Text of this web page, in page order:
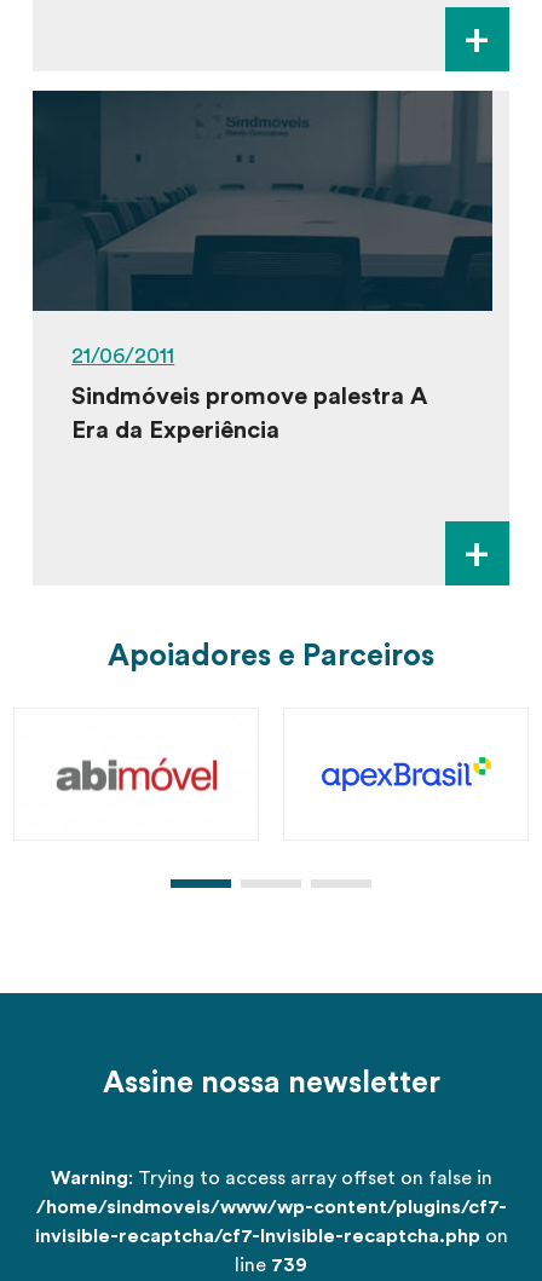
+
21/06/2011
Sindmóveis promove palestra A
Era da Experiência
+
Apoiadores e Parceiros
Assine nossa newsletter
Warning: Trying to access array offset on false in
/home/sindmoveis/www/wp-content/plugins/cf7-
invisible-recaptcha/cf7-Invisible-recaptcha.php on
line 739